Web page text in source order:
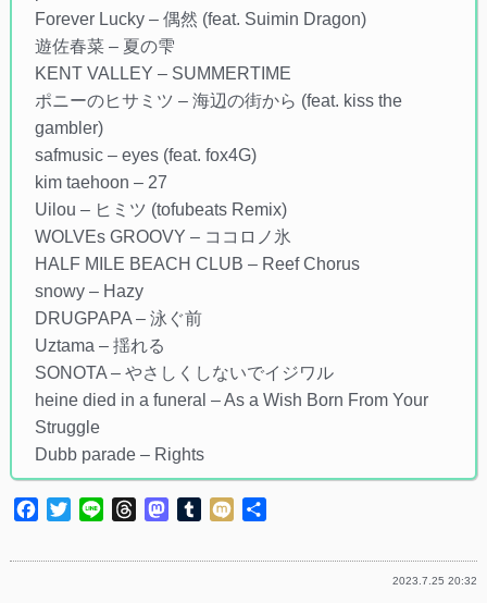
Forever Lucky – 偶然 (feat. Suimin Dragon)
遊佐春菜 – 夏の雫
KENT VALLEY – SUMMERTIME
ポニーのヒサミツ – 海辺の街から (feat. kiss the
gambler)
safmusic – eyes (feat. fox4G)
kim taehoon – 27
Uilou – ヒミツ (tofubeats Remix)
WOLVEs GROOVY – ココロノ氷
HALF MILE BEACH CLUB – Reef Chorus
snowy – Hazy
DRUGPAPA – 泳ぐ前
Uztama – 揺れる
SONOTA – やさしくしないでイジワル
heine died in a funeral – As a Wish Born From Your
Struggle
Dubb parade – Rights
Facebook
TwitterLine ThreadsMastodon
Tumblr
Mixi
2023.7.25 20:32